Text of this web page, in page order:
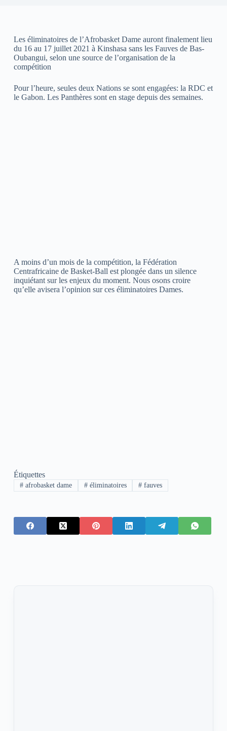
Les éliminatoires de l’Afrobasket Dame auront finalement lieu
du 16 au 17 juillet 2021 à Kinshasa sans les Fauves de Bas-
Oubangui, selon une source de l’organisation de la
compétition
Pour l’heure, seules deux Nations se sont engagées: la RDC et
le Gabon. Les Panthères sont en stage depuis des semaines.
A moins d’un mois de la compétition, la Fédération
Centrafricaine de Basket-Ball est plongée dans un silence
inquiétant sur les enjeux du moment. Nous osons croire
qu’elle avisera l’opinion sur ces éliminatoires Dames.
Étiquettes
#afrobasket dame #éliminatoires # fauves